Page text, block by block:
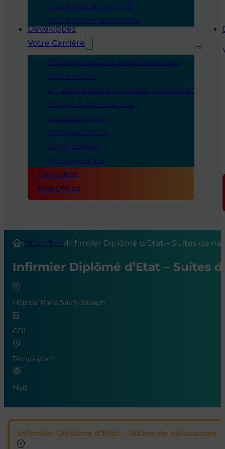
Notre démarche RSE
Nos recommandations
Développez
Votre Carrière
Notre processus de recrutement
Nos métiers
Il y a forcément un poste pour vous !
Stages & Alternances
Vos avantages
Votre évolution
Votre carrière
Vos questions
Consultez
Nos Offres
›Nos offres›Infirmier Diplômé d’Etat – Suites de
Infirmier Diplômé d’Etat – Suites
Hôpital Paris Saint-Joseph
CDI
Temps plein
Nuit
Infirmier Diplômé d’Etat – Suites de naissances